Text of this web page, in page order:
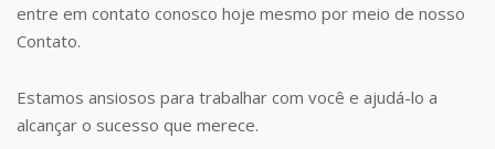
entre em contato conosco hoje mesmo por meio de nosso
Contato.
Estamos ansiosos para trabalhar com você e ajudá-lo a
alcançar o sucesso que merece.